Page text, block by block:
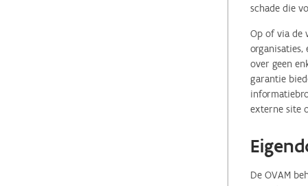
schade die
Op of via de
organisaties,
over geen
garantie
externe site
De OVAM